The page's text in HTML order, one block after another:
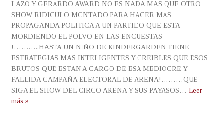
LAZO Y GERARDO AWARD NO ES NADA MAS QUE OTRO
SHOW RIDICULO MONTADO PARA HACER MAS
PROPAGANDA POLITICA A UN PARTIDO QUE ESTA
MORDIENDO EL POLVO EN LAS ENCUESTAS
!………..HASTA UN NIÑO DE KINDERGARDEN TIENE
ESTRATEGIAS MAS INTELIGENTES Y CREIBLES QUE ESOS
BRUTOS QUE ESTAN A CARGO DE ESA MEDIOCRE Y
FALLIDA CAMPAÑA ELECTORAL DE ARENA!………QUE
SIGA EL SHOW DEL CIRCO ARENA Y SUS PAYASOS … Leer
más »